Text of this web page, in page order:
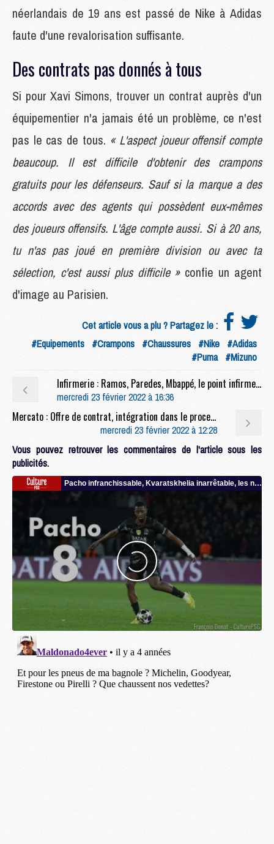
néerlandais de 19 ans est passé de Nike à Adidas
faute d'une revalorisation suffisante.
Des contrats pas donnés à tous
Si pour Xavi Simons, trouver un contrat auprès d'un
équipementier n'a jamais été un problème, ce n'est
pas le cas de tous. « L'aspect joueur offensif compte
beaucoup. Il est difficile d'obtenir des crampons
gratuits pour les défenseurs. Sauf si la marque a des
accords avec des agents qui possèdent eux-mêmes
des joueurs offensifs. L'âge compte aussi. Si à 20 ans,
tu n'as pas joué en première division ou avec ta
sélection, c'est aussi plus difficile » confie un agent
d'image au Parisien.
Cet article vous a plu ? Partagez le :
#Equipements #Crampons #Chaussures #Nike #Adidas
#Puma #Mizuno
Infirmerie : Ramos, Paredes, Mbappé, le point infirmerie
mercredi 23 février 2022 à 16:36
Mercato : Offre de contrat, intégration dans le processus de recrutement, le point sur l’avenir de Kylian Mbappé
mercredi 23 février 2022 à 12:28
Vous pouvez retrouver les commentaires de l'article sous les
publicités.